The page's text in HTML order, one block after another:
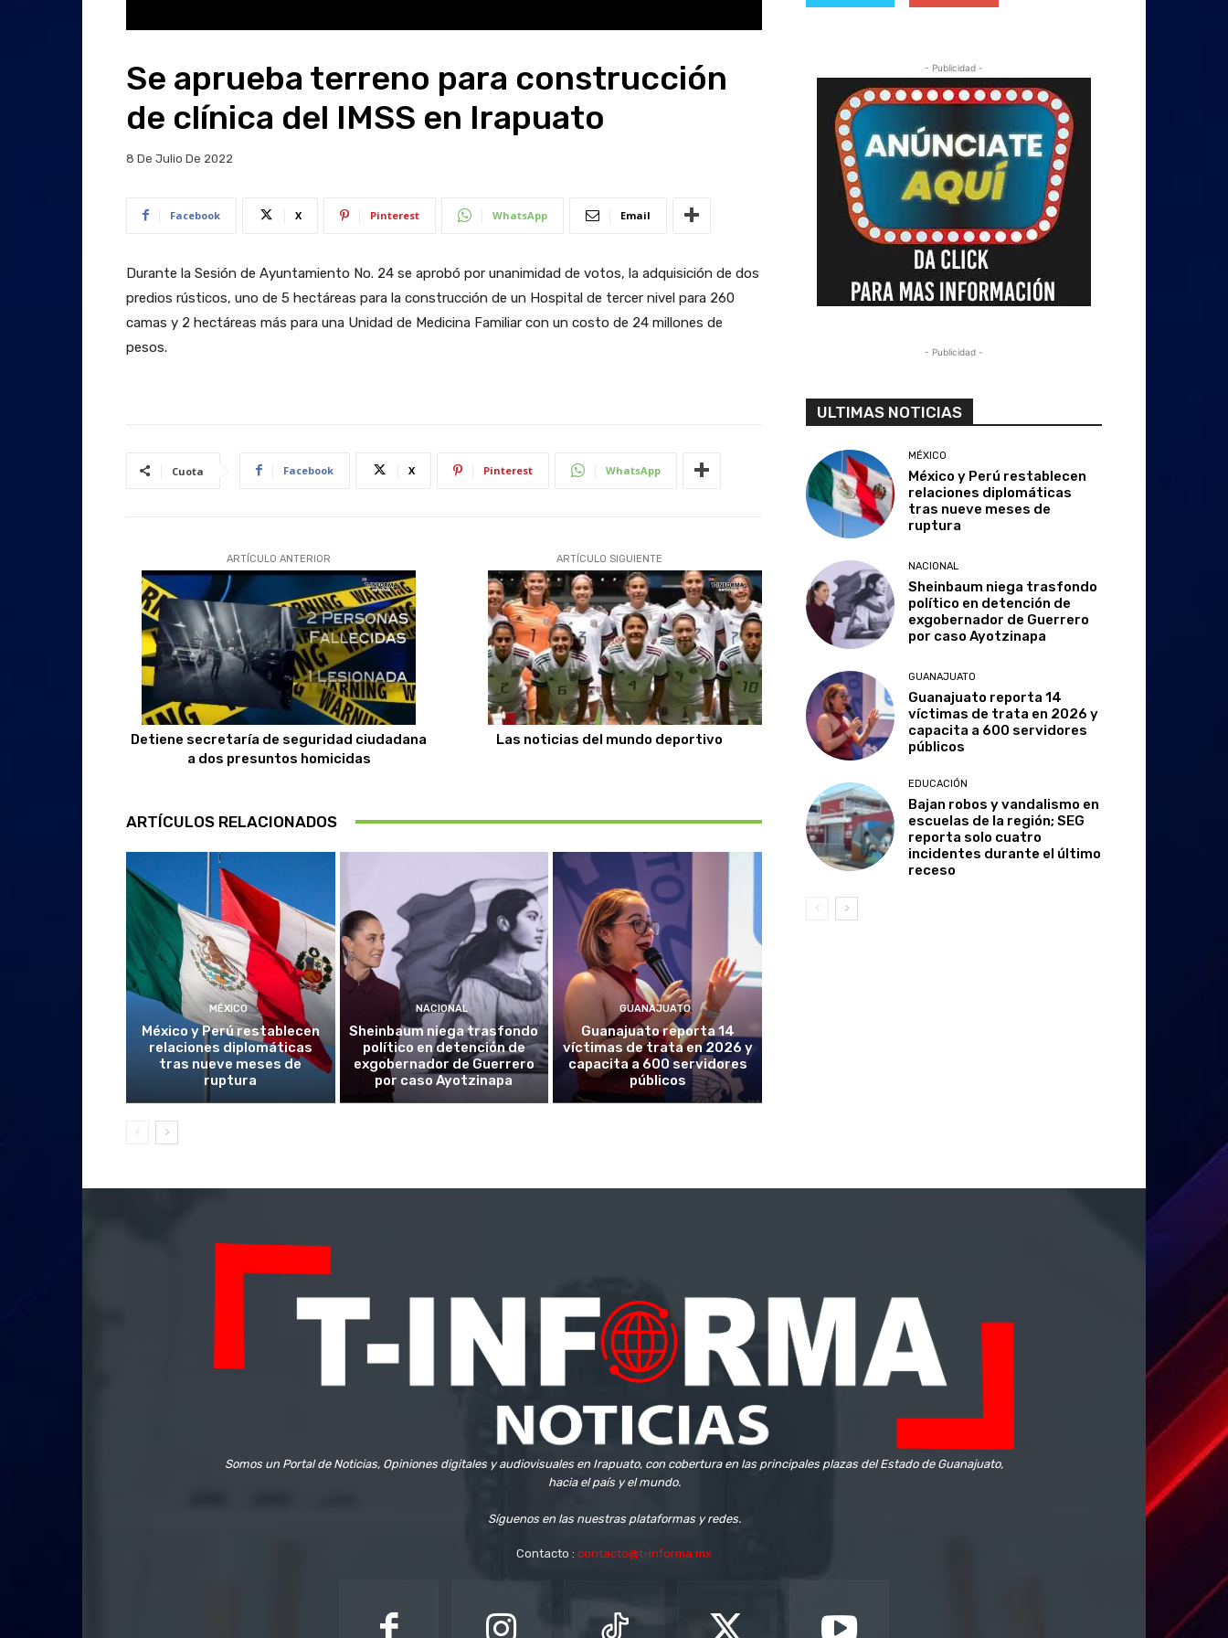
Se aprueba terreno para construcción
de clínica del IMSS en Irapuato
8 De Julio De 2022
Facebook X Pinterest WhatsApp Email
Durante la Sesión de Ayuntamiento No. 24 se aprobó por unanimidad de votos, la adquisición de dos
predios rústicos, uno de 5 hectáreas para la construcción de un Hospital de tercer nivel para 260
camas y 2 hectáreas más para una Unidad de Medicina Familiar con un costo de 24 millones de
pesos.
Cuota Facebook X Pinterest WhatsApp
ARTÍCULO ANTERIOR
Detiene secretaría de seguridad ciudadana
a dos presuntos homicidas
ARTÍCULO SIGUIENTE
Las noticias del mundo deportivo
ARTÍCULOS RELACIONADOS
MÉXICO
México y Perú restablecen
relaciones diplomáticas
tras nueve meses de
ruptura
NACIONAL
Sheinbaum niega trasfondo
político en detención de
exgobernador de Guerrero
por caso Ayotzinapa
GUANAJUATO
Guanajuato reporta 14
víctimas de trata en 2026 y
capacita a 600 servidores
públicos
- Publicidad -
- Publicidad -
ULTIMAS NOTICIAS
MÉXICO
México y Perú restablecen
relaciones diplomáticas
tras nueve meses de
ruptura
NACIONAL
Sheinbaum niega trasfondo
político en detención de
exgobernador de Guerrero
por caso Ayotzinapa
GUANAJUATO
Guanajuato reporta 14
víctimas de trata en 2026 y
capacita a 600 servidores
públicos
EDUCACIÓN
Bajan robos y vandalismo en
escuelas de la región; SEG
reporta solo cuatro
incidentes durante el último
receso
Somos un Portal de Noticias, Opiniones digitales y audiovisuales en Irapuato, con cobertura en las principales plazas del Estado de Guanajuato,
hacia el país y el mundo.
Síguenos en las nuestras plataformas y redes.
Contacto : contacto@t-informa.mx